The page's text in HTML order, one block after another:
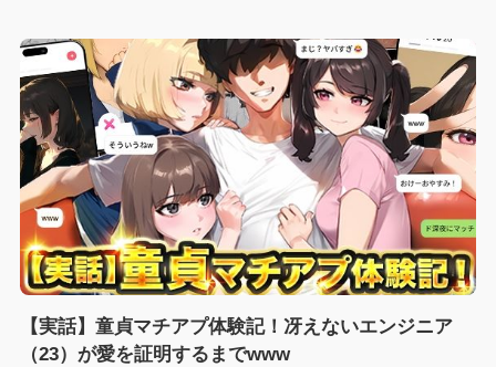
【実話】童貞マチアプ体験記！冴えないエンジニア
（23）が愛を証明するまでwww